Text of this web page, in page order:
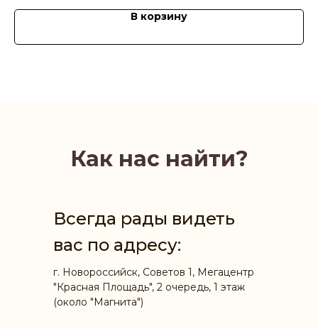
В корзину
Как нас найти?
Всегда рады видеть
вас по адресу:
г. Новороссийск, Советов 1, Мегацентр
"Красная Площадь", 2 очередь, 1 этаж
(около "Магнита")